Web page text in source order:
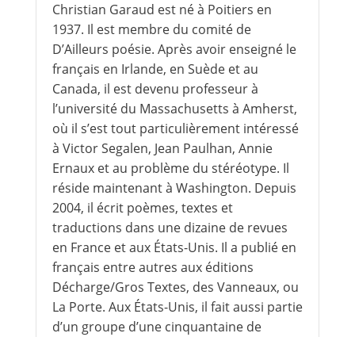
Christian Garaud est né à Poitiers en
1937. Il est membre du comité de
D’Ailleurs poésie. Après avoir enseigné le
français en Irlande, en Suède et au
Canada, il est devenu professeur à
l’université du Massachusetts à Amherst,
où il s’est tout particulièrement intéressé
à Victor Segalen, Jean Paulhan, Annie
Ernaux et au problème du stéréotype. Il
réside maintenant à Washington. Depuis
2004, il écrit poèmes, textes et
traductions dans une dizaine de revues
en France et aux États-Unis. Il a publié en
français entre autres aux éditions
Décharge/Gros Textes, des Vanneaux, ou
La Porte. Aux États-Unis, il fait aussi partie
d’un groupe d’une cinquantaine de